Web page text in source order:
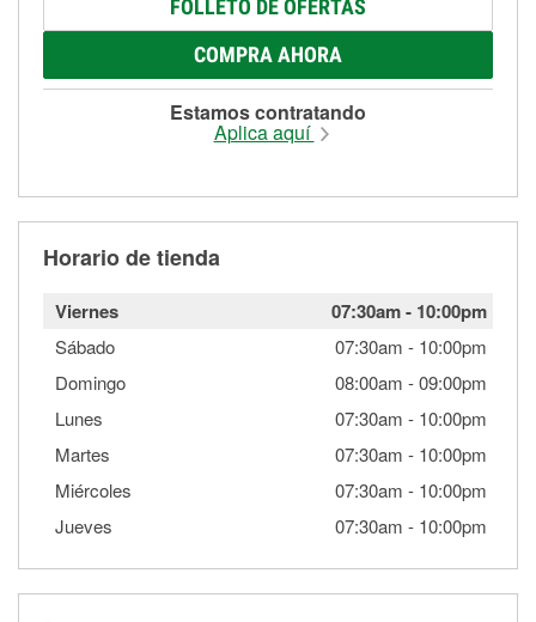
FOLLETO DE OFERTAS
COMPRA AHORA
Estamos contratando
Aplica aquí
Horario de tienda
Viernes 07:30am- 10:00pm
Sábado 07:30am - 10:00pm
Domingo
08:00am -09:00pm
Lunes
07:30am - 10:00pm
Martes
07:30am - 10:00pm
Miércoles
07:30am - 10:00pm
Jueves
07:30am - 10:00pm